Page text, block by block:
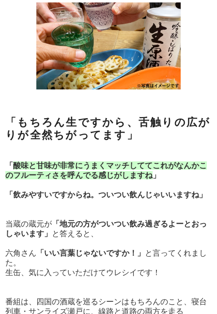
「もちろん生ですから、舌触りの広が
りが全然ちがってます」
「酸味と甘味が非常にうまくマッチしててこれがなんかこ
のフルーティさを呼んでる感じがしますね 」
「飲みやすいですからね。ついつい飲んじゃいいますね」
当蔵の蔵元が 「地元の方がついつい飲み過ぎるよーとおっ
しゃいます」
と答えると、
六角さん 「いい言葉じゃないですか！」
と言ってくれまし
た。
生缶、気に入っていただけてウレシイです！
番組は、四国の酒蔵を巡るシーンはもちろんのこと、寝台
列車・サンライズ瀬戸に、線路と道路の両方を走る